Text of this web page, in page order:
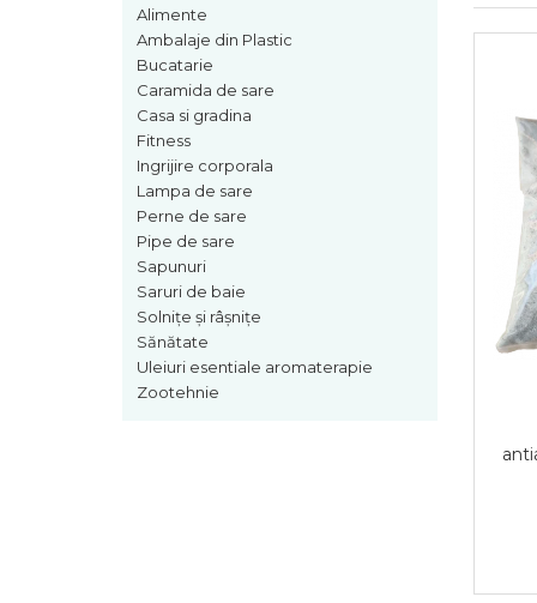
Alimente
Ambalaje din Plastic
Bucatarie
Caramida de sare
Casa si gradina
Fitness
Ingrijire corporala
Lampa de sare
Perne de sare
Pipe de sare
Sapunuri
Saruri de baie
Solnițe și râșnițe
Sănătate
Uleiuri esentiale aromaterapie
Zootehnie